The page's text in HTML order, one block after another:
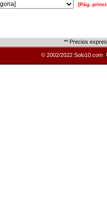
[Pág.
** Precios
© 2002/2022 Solo10.com